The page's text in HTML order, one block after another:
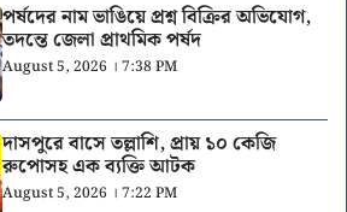
পর্ষদের নাম ভাঙিয়ে প্রশ্ন বিক্রির অভিযোগ,
তদন্তে জেলা প্রাথমিক পর্ষদ
August 5, 2026 । 7:38 PM
দাসপুরে বাসে তল্লাশি, প্রায় ১০ কেজি
রুপোসহ এক ব্যক্তি আটক
August 5, 2026 । 7:22 PM